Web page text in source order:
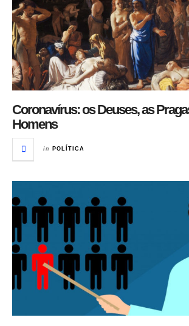
Coronavírus: os Deuses, as
Homens
in POLÍTICA